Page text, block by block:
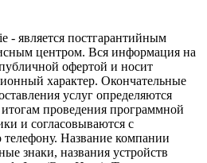
- является постгарантийным
центром. Вся информация на
офертой и носит
характер. Окончательные
услуг определяются
проведения программной
и согласовываются с
телефону. Название компании
знаки, названия устройств